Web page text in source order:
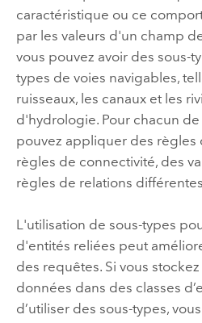
caractéristique ou ce
par les valeurs d'un champ
vous pouvez avoir des sous-
types de voies navigables,
ruisseaux, les canaux et les
d'hydrologie. Pour chacun de
pouvez appliquer des règles
règles de connectivité, des
règles de relations
L'utilisation de sous-types
d'entités reliées peut
des requêtes. Si vous
données dans des classes
d’utiliser des sous-types,